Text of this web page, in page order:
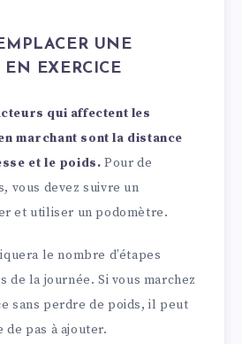
UNE
EXERCICE
qui affectent les
marchant sont la distance
et le poids.Pour de
vous devez suivre un
et utiliser un podomètre.
le nombre d’étapes
de la journée. Si vous marchez
sans perdre de poids, il peut
pas à ajouter.